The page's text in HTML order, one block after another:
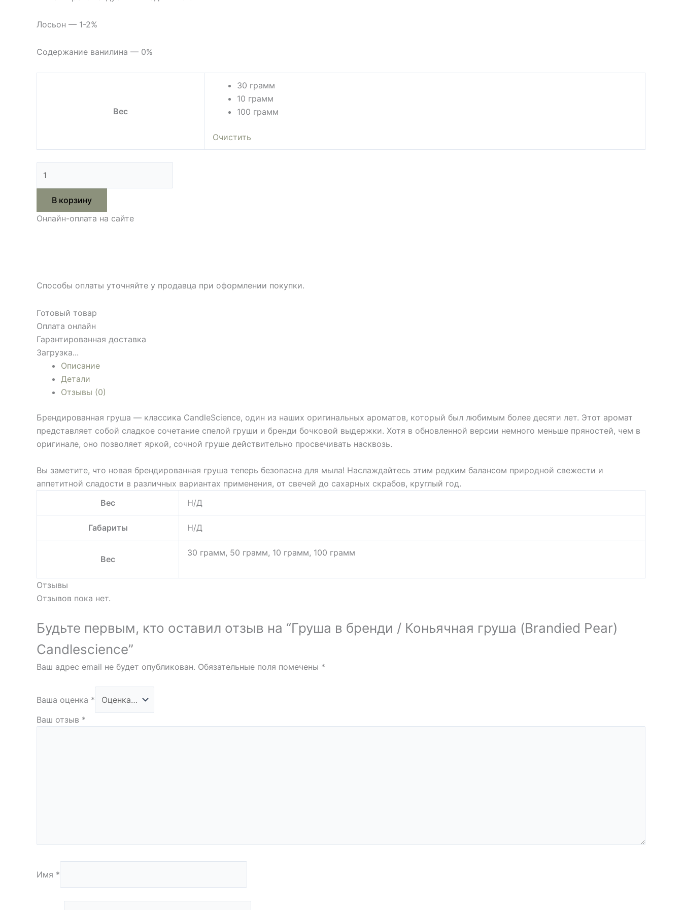
Лосьон — 1-2%
Содержание ванилина — 0%
Вес
30 грамм
10 грамм
100 грамм
Очистить
В корзину
Онлайн-оплата на сайте
Способы оплаты уточняйте у продавца при оформлении покупки.
Готовый товар
Оплата онлайн
Гарантированная доставка
Загрузка...
Описание
Детали
Отзывы (0)
Брендированная груша — классика CandleScience, один из наших оригинальных ароматов, который был любимым более десяти лет. Этот аромат
представляет собой сладкое сочетание спелой груши и бренди бочковой выдержки. Хотя в обновленной версии немного меньше пряностей, чем в
оригинале, оно позволяет яркой, сочной груше действительно просвечивать насквозь.
Вы заметите, что новая брендированная груша теперь безопасна для мыла! Наслаждайтесь этим редким балансом природной свежести и
аппетитной сладости в различных вариантах применения, от свечей до сахарных скрабов, круглый год.
Вес
Н/Д
Габариты Н/Д
Вес
30 грамм, 50 грамм, 10 грамм, 100 грамм
Отзывы
Отзывов пока нет.
Будьте первым, кто оставил отзыв на “Груша в бренди / Коньячная груша (Brandied Pear)
Candlescience”
Ваш адрес email не будет опубликован. Обязательные поля помечены *
Ваша оценка *
Ваш отзыв *
Имя *